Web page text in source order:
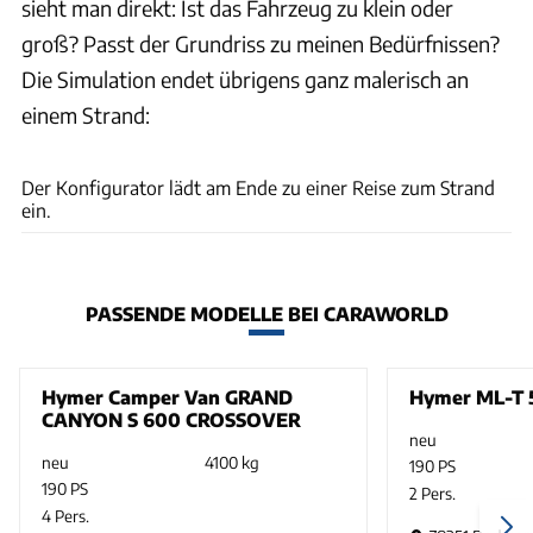
sieht man direkt: Ist das Fahrzeug zu klein oder
groß? Passt der Grundriss zu meinen Bedürfnissen?
Die Simulation endet übrigens ganz malerisch an
einem Strand:
Der Konfigurator lädt am Ende zu einer Reise zum Strand
ein.
PASSENDE MODELLE BEI CARAWORLD
Hymer Camper Van GRAND
CANYON S 600 CROSSOVER
neu
4100 kg
190 PS
4 Pers.
Hymer ML-T
neu
190 PS
2 Pers.